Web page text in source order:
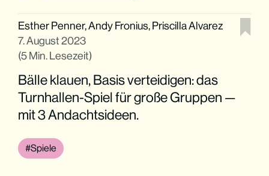
Esther Penner,Andy Fronius,Priscilla Alvarez
7. August 2023
(5 Min. Lesezeit)
Bälle klauen, Basis verteidigen: das
Turnhallen-Spiel für große Gruppen —
mit 3 Andachtsideen.
Spiele